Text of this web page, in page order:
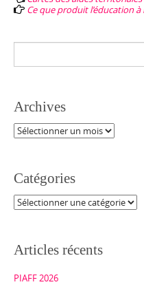
Ce que produit l’éducation à
Archives
Archives
Catégories
Catégories
Articles récents
PIAFF 2026